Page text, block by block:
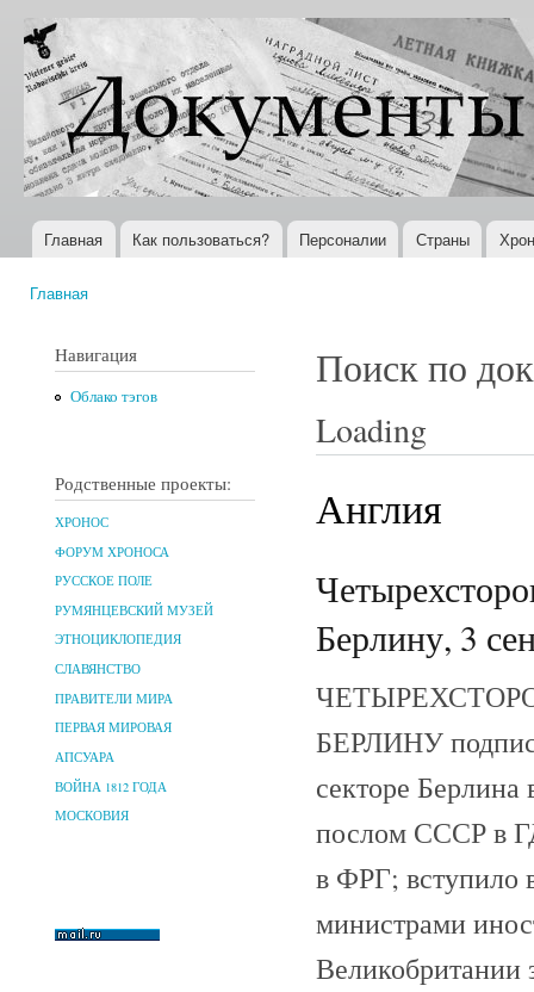
Документы
XX века
Всемирная
история в
Интернете
Главное меню
Главная Как пользоваться? Персоналии Страны
Главная
Навигация
Облако тэгов
Родственные проекты:
ХРОНОС
ФОРУМ ХРОНОСА
РУССКОЕ ПОЛЕ
РУМЯНЦЕВСКИЙ МУЗЕЙ
ЭТНОЦИКЛОПЕДИЯ
СЛАВЯНСТВО
ПРАВИТЕЛИ МИРА
ПЕРВАЯ МИРОВАЯ
АПСУАРА
ВОЙНА 1812 ГОДА
МОСКОВИЯ
Поиск по
Loading
Англия
Берлину, 3
БЕРЛИНУ
секторе
послом СССР в
в ФРГ; вступило
министрами
Великобритании